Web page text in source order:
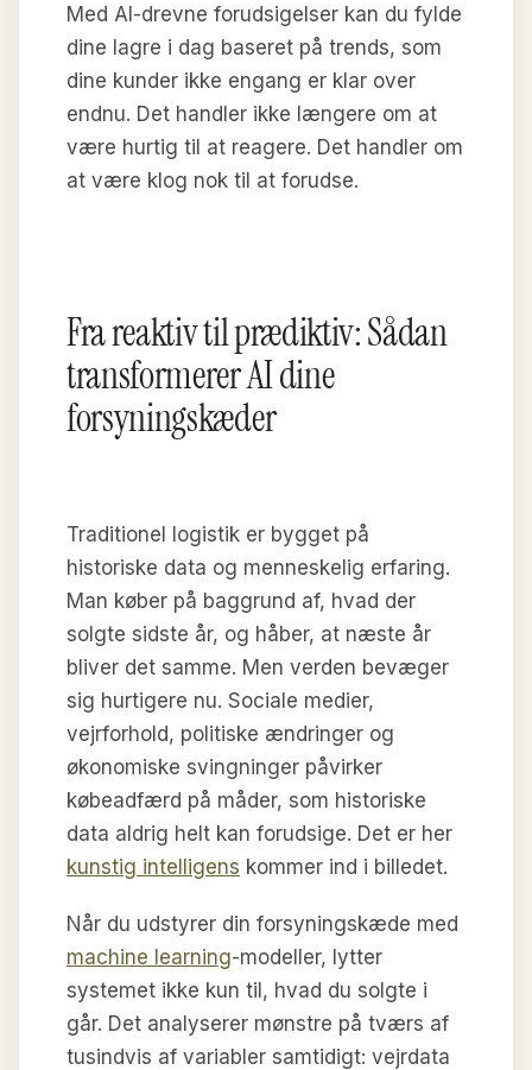
Med AI-drevne forudsigelser kan du fylde
dine lagre i dag baseret på trends, som
dine kunder ikke engang er klar over
endnu. Det handler ikke længere om at
være hurtig til at reagere. Det handler om
at være klog nok til at forudse.
Fra reaktiv til prædiktiv: Sådan
transformerer AI dine
forsyningskæder
Traditionel logistik er bygget på
historiske data og menneskelig erfaring.
Man køber på baggrund af, hvad der
solgte sidste år, og håber, at næste år
bliver det samme. Men verden bevæger
sig hurtigere nu. Sociale medier,
vejrforhold, politiske ændringer og
økonomiske svingninger påvirker
købeadfærd på måder, som historiske
data aldrig helt kan forudsige. Det er her
kunstig intelligens kommer ind i billedet.
Når du udstyrer din forsyningskæde med
machine learning-modeller, lytter
systemet ikke kun til, hvad du solgte i
går. Det analyserer mønstre på tværs af
tusindvis af variabler samtidigt: vejrdata